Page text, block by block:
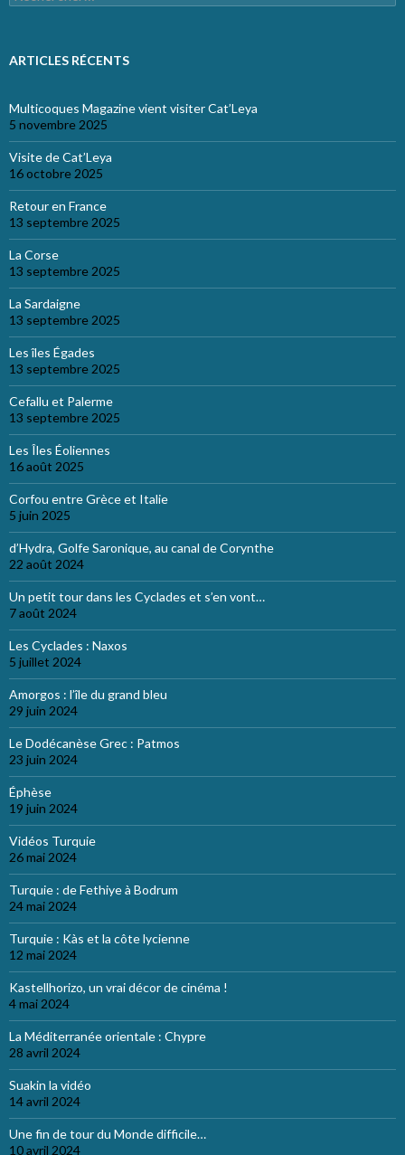
ARTICLES RÉCENTS
Multicoques Magazine vient visiter Cat’Leya
5 novembre 2025
Visite de Cat’Leya
16 octobre 2025
Retour en France
13 septembre 2025
La Corse
13 septembre 2025
La Sardaigne
13 septembre 2025
Les îles Égades
13 septembre 2025
Cefallu et Palerme
13 septembre 2025
Les Îles Éoliennes
16 août 2025
Corfou entre Grèce et Italie
5 juin 2025
d’Hydra, Golfe Saronique, au canal de Corynthe
22 août 2024
Un petit tour dans les Cyclades et s’en vont…
7 août 2024
Les Cyclades : Naxos
5 juillet 2024
Amorgos : l’île du grand bleu
29 juin 2024
Le Dodécanèse Grec : Patmos
23 juin 2024
Éphèse
19 juin 2024
Vidéos Turquie
26 mai 2024
Turquie : de Fethiye à Bodrum
24 mai 2024
Turquie : Kàs et la côte lycienne
12 mai 2024
Kastellhorizo, un vrai décor de cinéma !
4 mai 2024
La Méditerranée orientale : Chypre
28 avril 2024
Suakin la vidéo
14 avril 2024
Une fin de tour du Monde difficile…
10 avril 2024